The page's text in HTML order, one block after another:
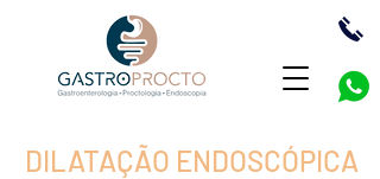
DILATAÇÃO ENDOSCÓPICA